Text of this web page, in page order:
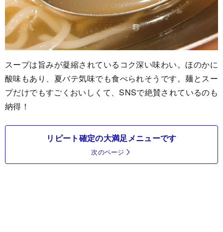
スープは旨みが凝縮されているコク深い味わい。ほのかに
酸味もあり、夏バテ気味でも食べられそうです。麺とスー
プだけでもすごくおいしくて、SNSで絶賛されているのも
納得！
リピート確定の大満足メニューです
次のページ